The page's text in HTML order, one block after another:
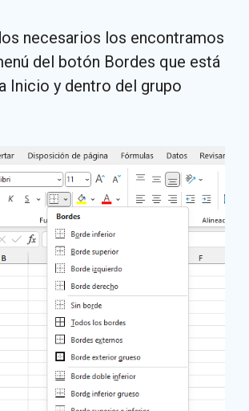
necesarios los encontramos
del botón Bordes que está
Inicio y dentro del grupo